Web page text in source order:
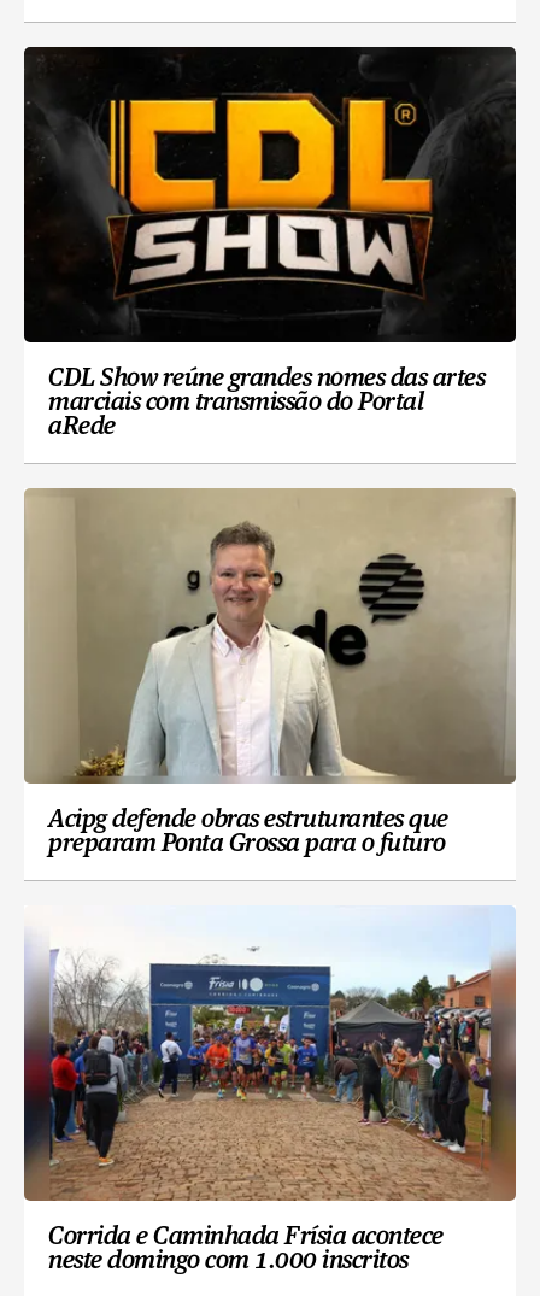
CDL Show reúne grandes nomes das artes
marciais com transmissão do Portal
aRede
Acipg defende obras estruturantes que
preparam Ponta Grossa para o futuro
Corrida e Caminhada Frísia acontece
neste domingo com 1.000 inscritos